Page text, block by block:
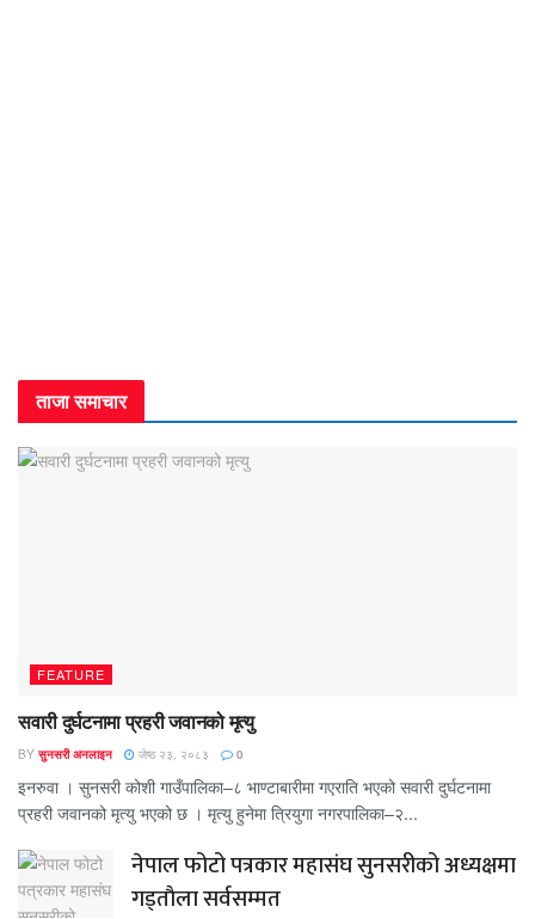
ताजा समाचार
FEATURE
सवारी दुर्घटनामा प्रहरी जवानको मृत्यु
BY सुनसरी अनलाइन जेष्ठ २३, २०८३ 0
इनरुवा । सुनसरी कोशी गाउँपालिका–८ भाण्टाबारीमा गएराति भएको सवारी दुर्घटनामा
प्रहरी जवानको मृत्यु भएको छ । मृत्यु हुनेमा त्रियुगा नगरपालिका–२...
नेपाल फोटो पत्रकार महासंघ सुनसरीको अध्यक्षमा
गड्ताैला सर्वसम्मत